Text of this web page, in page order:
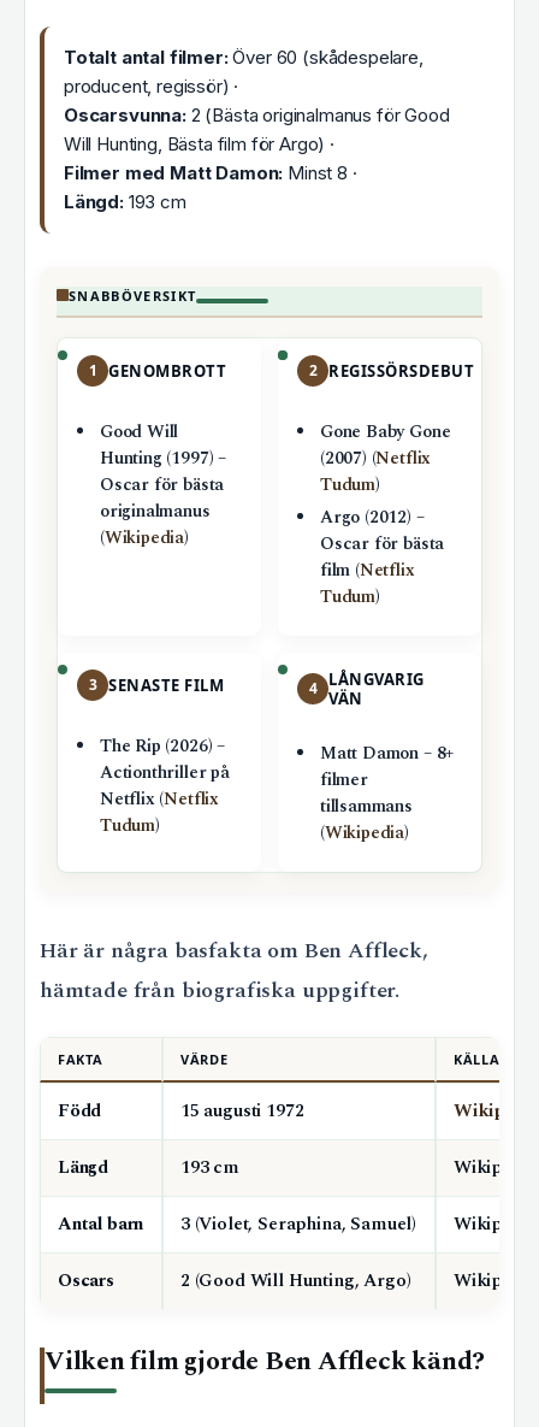
Totalt antal filmer:Över 60 (skådespelare,
producent, regissör) ·
Oscarsvunna:2 (Bästa originalmanus för Good
Will Hunting, Bästa film för Argo) ·
Filmer med Matt Damon: Minst 8 ·
Längd:193 cm
SNABBÖVERSIKT
1 GENOMBROTT
Good Will
Hunting (1997) –
Oscar för bästa
originalmanus
(Wikipedia)
2 REGISSÖRSDEBUT
Gone Baby Gone
(2007) (Netflix
Tudum)
Argo (2012) –
Oscar för bästa
film (Netflix
Tudum)
3 SENASTE FILM
The Rip (2026) –
Actionthriller på
Netflix (Netflix
Tudum)
4
LÅNGVARIG
VÄN
Matt Damon – 8+
filmer
tillsammans
(Wikipedia)
Här är några basfakta om Ben Affleck,
hämtade från biografiska uppgifter.
FAKTA VÄRDE KÄLLA
Född 15 augusti 1972
Längd 193 cm Wikipedia
Antal barn 3 (Violet, Seraphina, Samuel) Wikipedia
Oscars 2 (Good Will Hunting, Argo) Wikipedia
Vilken film gjorde Ben Affleck känd?